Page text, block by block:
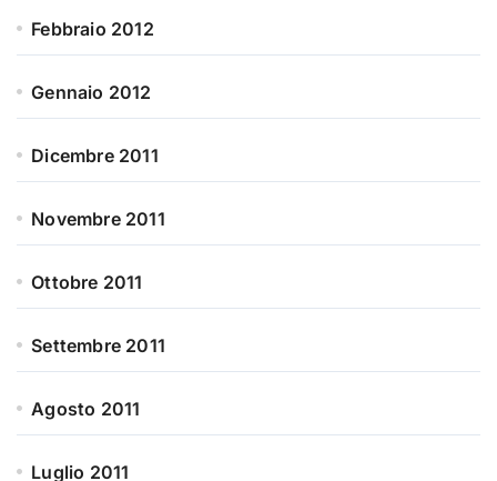
Febbraio 2012
Gennaio 2012
Dicembre 2011
Novembre 2011
Ottobre 2011
Settembre 2011
Agosto 2011
Luglio 2011